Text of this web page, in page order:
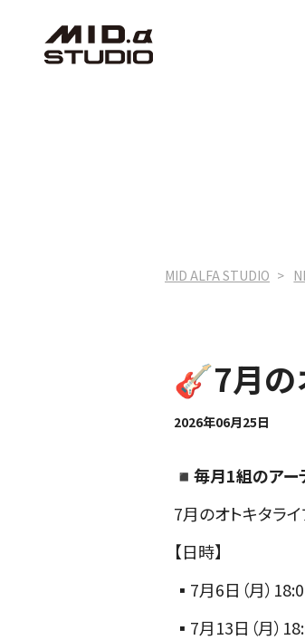
MID ALFA STUDIO
🎸7月の
2026年06月25日
◾️毎月1組のアー
7月のオトキタラ
【日時】
▪️7月6日（月）
▪️7月13日（月）